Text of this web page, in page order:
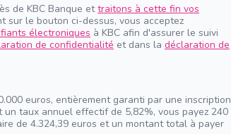
de KBC Banque ettraitons à cette fin vos
sur le bouton ci-dessus, vous acceptez
électroniques à KBC afin d'assurer le suivi
de confidentialité et dans la déclaration de
euros, entièrement garanti par une inscription
taux annuel effectif de 5,82%, vous payez 240
de 4.324,39 euros et un montant total à payer